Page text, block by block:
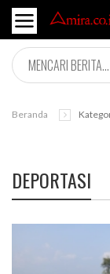
Beranda
DEPORTASI